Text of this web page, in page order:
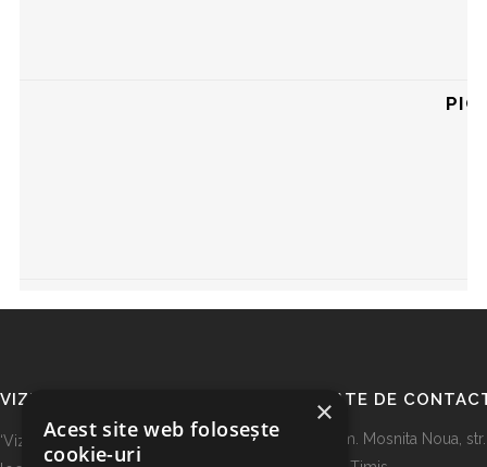
VIZIUNEA NOASTRA
‘Viziunea atelierului SergheiArt: Este
DATE DE
Com. Mosnita Noua,
×
Acest site web folosește
cookie-uri